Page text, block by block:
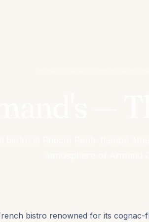
bistro renowned for its cognac-